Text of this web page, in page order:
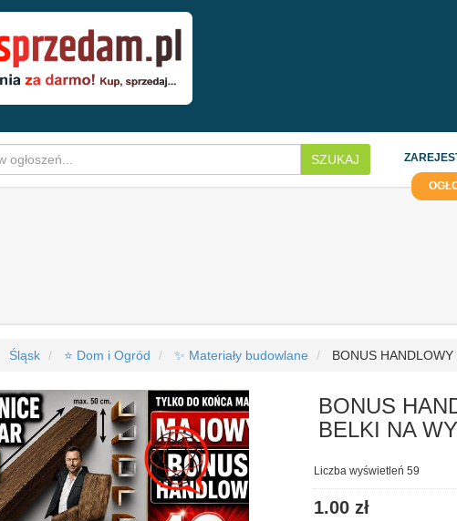
SZUKAJ
Śląsk ⭐ Dom i Ogród ✨ Materiały budowlane BONUS
BONUS
BELKI NA
Liczba wyświetleń 59
1.00 zł